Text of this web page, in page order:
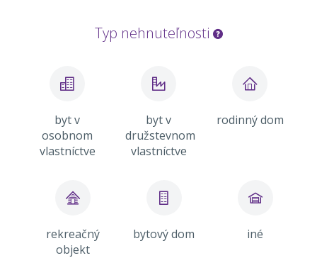
Typ nehnuteľnosti
byt v
osobnom
vlastníctve
byt v
družstevnom
vlastníctve
rodinný dom
rekreačný
objekt
bytový dom iné